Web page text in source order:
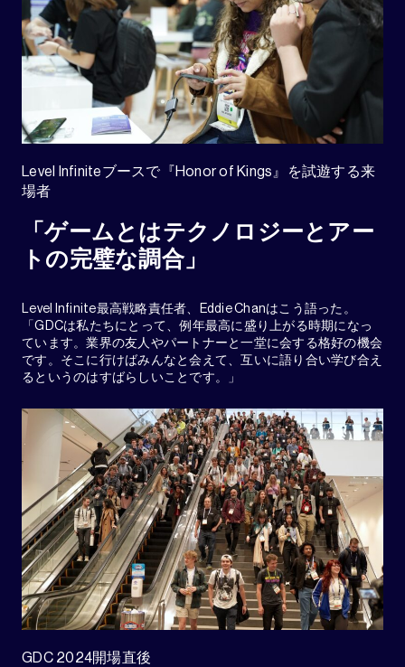
Level Infiniteブースで『Honor of Kings』を試遊する来
場者
「ゲームとはテクノロジーとアー
トの完璧な調合」
Level Infinite最高戦略責任者、Eddie Chanはこう語った。
「GDCは私たちにとって、例年最高に盛り上がる時期になっ
ています。業界の友人やパートナーと一堂に会する格好の機会
です。そこに行けばみんなと会えて、互いに語り合い学び合え
るというのはすばらしいことです。」
GDC 2024開場直後